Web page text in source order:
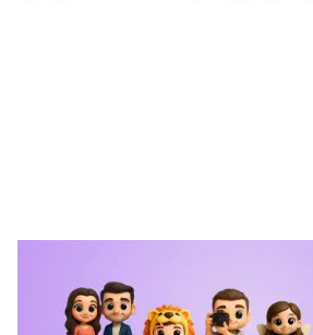
başında, Arkerobox'ın ilk
danışmanı olan Dr. Semih